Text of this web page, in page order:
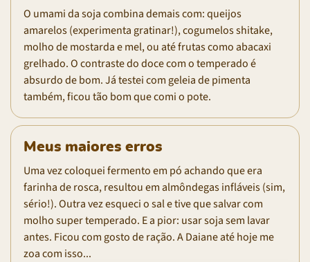
O umami da soja combina demais com: queijos
amarelos (experimenta gratinar!), cogumelos shitake,
molho de mostarda e mel, ou até frutas como abacaxi
grelhado. O contraste do doce com o temperado é
absurdo de bom. Já testei com geleia de pimenta
também, ficou tão bom que comi o pote.
Meus maiores erros
Uma vez coloquei fermento em pó achando que era
farinha de rosca, resultou em almôndegas infláveis (sim,
sério!). Outra vez esqueci o sal e tive que salvar com
molho super temperado. E a pior: usar soja sem lavar
antes. Ficou com gosto de ração. A Daiane até hoje me
zoa com isso...